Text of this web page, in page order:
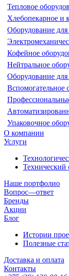
Тепловое
Хлебопекарное и
Оборудование для
Кофейное
Нейтральное
Оборудование
Вспомогательное
Упаковочное
О компании
Услуги
Технический
Наше портфолио
Вопрос—ответ
Бренды
Акции
Блог
Истории
Полезные
Доставка и оплата
Контакты